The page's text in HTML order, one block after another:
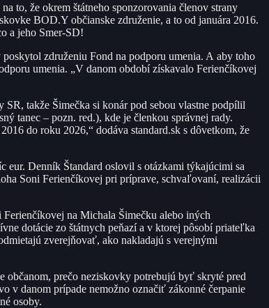
to, že okrem štátneho sponzorovania členov strany
BOD.Y občianske združenie, a to od januára 2016.
a jeho Smer-SD!
združeniu Fond na podporu umenia. A aby toho
umenia. „V danom období získavalo Ferienčíkovej
takže Šimečka si konár pod sebou vlastne podpílil
tanec – pozn. red.), kde je členkou správnej rady.
do roku 2026,“ dodáva standard.sk s dôvetkom, že
Denník Štandard oslovil s otázkami týkajúcimi sa
Soni Ferienčíkovej pri príprave, schvaľovaní, realizácii
na Michala Šimečku alebo iných
dotácie zo štátnych peňazí a v ktorej pôsobí priateľka
zverejňovať, ako nakladajú s verejnými
občanom, prečo neziskovky potrebujú byť skryté pred
v danom prípade nemožno označiť zákonné čerpanie
osoby.